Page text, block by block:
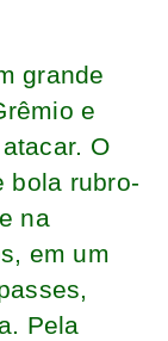
grande
e
O
bola rubro-
na
em um
Pela